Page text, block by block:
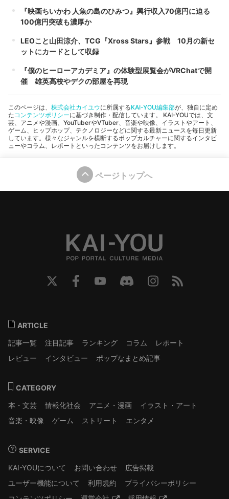
『映画ちいかわ 人魚の島のひみつ』興行収入70億円に迫る
100億円突破も濃厚か
LEOこと山田涼介、TCG『Xross Stars』参戦 10月の新セ
ットにカードとして収録
『僕のヒーローアカデミア』の体験型展覧会がVRChatで開
催 雄英高校やデクの部屋を再現
このページは、 株式会社カイユウに所属するKAI-YOU編集部が、独自に定め
た コンテンツポリシーに基づき制作・配信しています。 KAI-YOUでは、文
芸、アニメや漫画、YouTuberやVTuber、音楽や映像、イラストやアート、
ゲーム、ヒップホップ、テクノロジーなどに関する最新ニュースを毎日更新
しています。様々なジャンルを横断するポップカルチャーに関するインタビ
ューやコラム、レポートといったコンテンツをお届けします。
ページトップへ
ARTICLE
記事一覧
注目記事 ランキング コラム
レポート
レビュー
インタビュー ポップなまとめ記事
CATEGORY
本・文芸
情報化社会 アニメ・漫画
イラスト・アート
音楽・映像
ゲーム ストリート エンタメ
SERVICE
KAI-YOUについて
お問い合わせ
広告掲載
ユーザー機能について
利用規約
プライバシーポリシー